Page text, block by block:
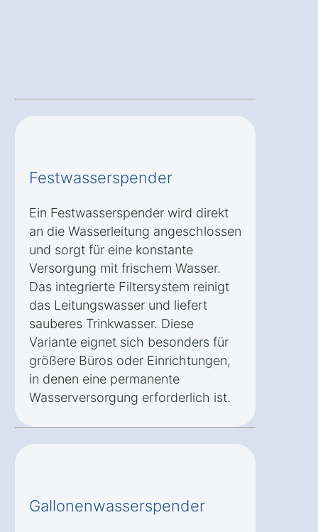
Festwasserspender
Ein Festwasserspender wird direkt
an die Wasserleitung angeschlossen
und sorgt für eine konstante
Versorgung mit frischem Wasser.
Das integrierte Filtersystem reinigt
das Leitungswasser und liefert
sauberes Trinkwasser. Diese
Variante eignet sich besonders für
größere Büros oder Einrichtungen,
in denen eine permanente
Wasserversorgung erforderlich ist.
Gallonenwasserspender